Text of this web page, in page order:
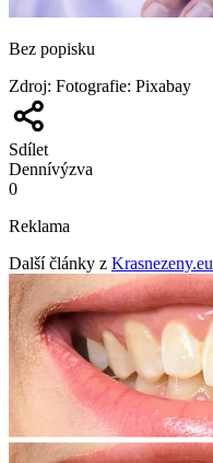
Bez popisku
Zdroj: Fotografie: Pixabay
Sdílet
Dennívýzva
0
Reklama
Další články z Krasnezeny.eu